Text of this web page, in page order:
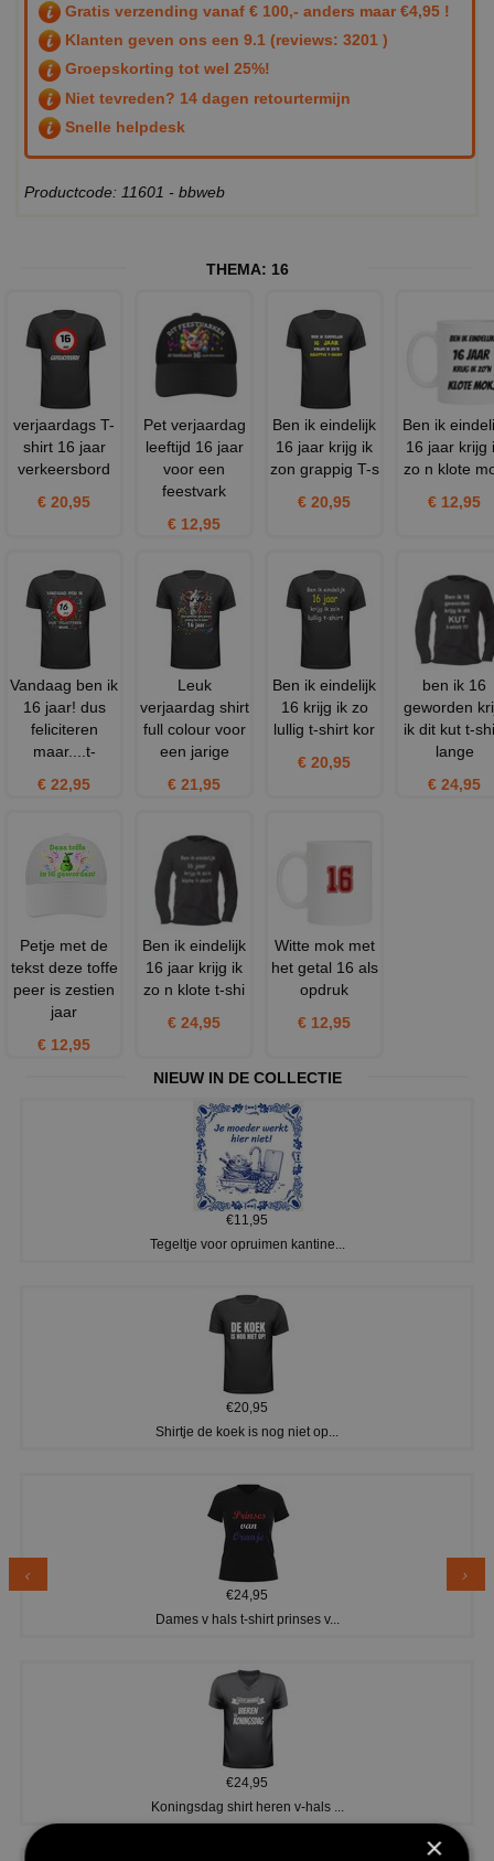
Gratis verzending vanaf € 100,- anders maar €4,95 !
Klanten geven ons een 9.1 (reviews: 3201 )
Groepskorting tot wel 25%!
Niet tevreden? 14 dagen retourtermijn
Snelle helpdesk
Productcode: 11601 - bbweb
THEMA: 16
verjaardags T-
shirt 16 jaar
verkeersbord
€ 20,95
Pet verjaardag
leeftijd 16 jaar
voor een
feestvark
€ 12,95
Ben ik eindelijk
16 jaar krijg ik
zon grappig T-s
€ 20,95
Ben ik
16 jaar krijg
zo n klote
€ 12,95
Vandaag ben ik
16 jaar! dus
feliciteren
maar....t-
€ 22,95
Leuk
verjaardag shirt
full colour voor
een jarige
€ 21,95
Ben ik eindelijk
16 krijg ik zo
lullig t-shirt kor
€ 20,95
ben ik 16
geworden
ik dit kut t-
lange
€ 24,95
Petje met de
tekst deze toffe
peer is zestien
jaar
€ 12,95
Ben ik eindelijk
16 jaar krijg ik
zo n klote t-shi
€ 24,95
Witte mok met
het getal 16 als
opdruk
€ 12,95
NIEUW IN DE COLLECTIE
€11,95
Tegeltje voor opruimen kantine...
€20,95
Shirtje de koek is nog niet op...
€24,95
Dames v hals t-shirt prinses v...
€24,95
Koningsdag shirt heren v-hals ...
×